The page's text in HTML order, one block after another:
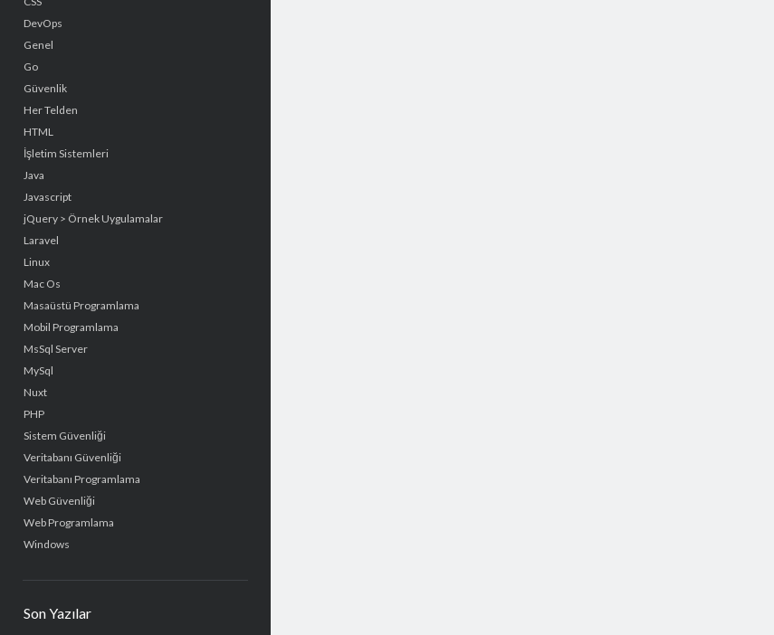
DevOps
Genel
Go
Güvenlik
Her Telden
HTML
İşletim Sistemleri
Java
Javascript
jQuery > Örnek Uygulamalar
Laravel
Linux
Mac Os
Masaüstü Programlama
Mobil Programlama
MsSql Server
MySql
Nuxt
PHP
Sistem Güvenliği
Veritabanı Güvenliği
Veritabanı Programlama
Web Güvenliği
Web Programlama
Windows
Son Yazılar